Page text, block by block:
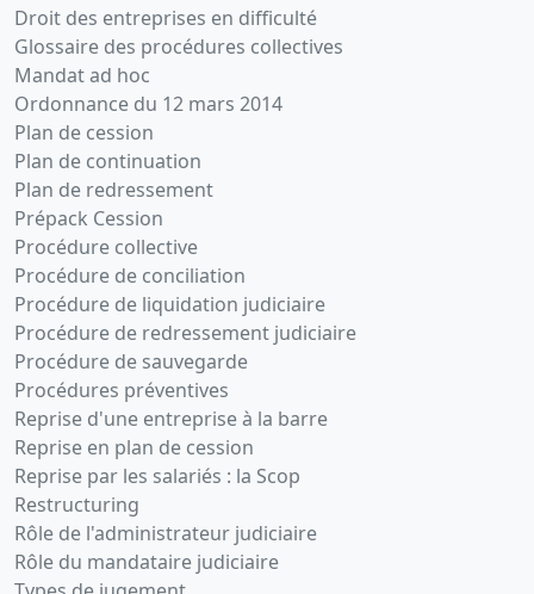
Droit des entreprises en difficulté
Glossaire des procédures collectives
Mandat ad hoc
Ordonnance du 12 mars 2014
Plan de cession
Plan de continuation
Plan de redressement
Prépack Cession
Procédure collective
Procédure de conciliation
Procédure de liquidation judiciaire
Procédure de redressement judiciaire
Procédure de sauvegarde
Procédures préventives
Reprise d'une entreprise à la barre
Reprise en plan de cession
Reprise par les salariés : la Scop
Restructuring
Rôle de l'administrateur judiciaire
Rôle du mandataire judiciaire